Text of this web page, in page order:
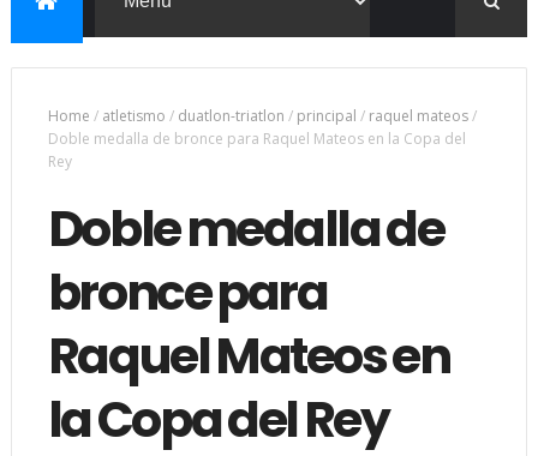
Home / atletismo / duatlon-triatlon / principal / raquel mateos/
Doble medalla de bronce para Raquel Mateos en la Copa del
Rey
Doble medalla de
bronce para
Raquel Mateos en
la Copa del Rey